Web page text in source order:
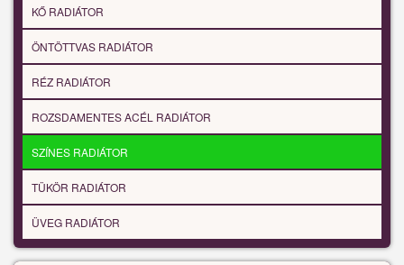
KŐ RADIÁTOR
ÖNTÖTTVAS RADIÁTOR
RÉZ RADIÁTOR
ROZSDAMENTES ACÉL RADIÁTOR
SZÍNES RADIÁTOR
TÜKÖR RADIÁTOR
ÜVEG RADIÁTOR